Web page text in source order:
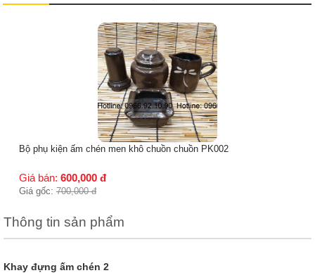
Bộ phụ kiện ấm chén men khô chuồn chuồn PK002
Giá bán: 600,000 đ
Giá gốc: 700,000 đ
Thông tin sản phẩm
Khay đựng ấm chén 2